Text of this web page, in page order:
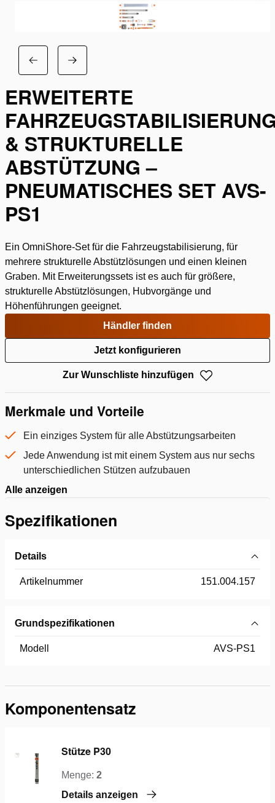
ERWEITERTE
& STRUKTURELLE
ABSTÜTZUNG –
PNEUMATISCHES SET AVS-
PS1
Ein OmniShore-Set für die Fahrzeugstabilisierung, für
mehrere strukturelle Abstützlösungen und einen kleinen
Graben. Mit Erweiterungssets ist es auch für größere,
strukturelle Abstützlösungen, Hubvorgänge und
Höhenführungen geeignet.
Händler finden
Jetzt konfigurieren
Zur Wunschliste hinzufügen
Merkmale und Vorteile
Ein einziges System für alle Abstützungsarbeiten
Jede Anwendung ist mit einem System aus nur sechs
unterschiedlichen Stützen aufzubauen
Alle anzeigen
Spezifikationen
Details
Artikelnummer 151.004.157
Grundspezifikationen
Modell AVS-PS1
Komponentensatz
Stütze P30
Menge: 2
Details anzeigen